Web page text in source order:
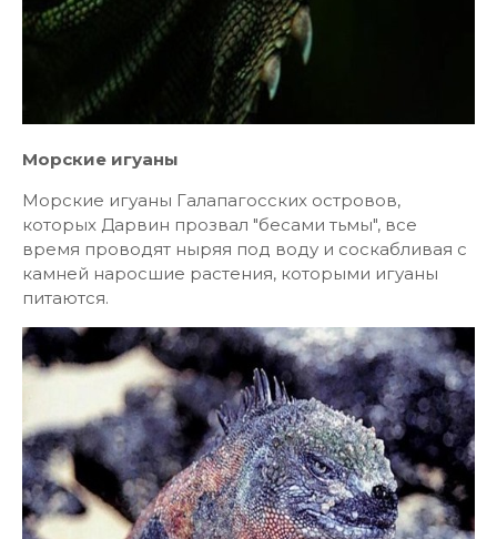
Морские игуаны
Морские игуаны Галапагосских островов,
которых Дарвин прозвал "бесами тьмы", все
время проводят ныряя под воду и соскабливая с
камней наросшие растения, которыми игуаны
питаются.